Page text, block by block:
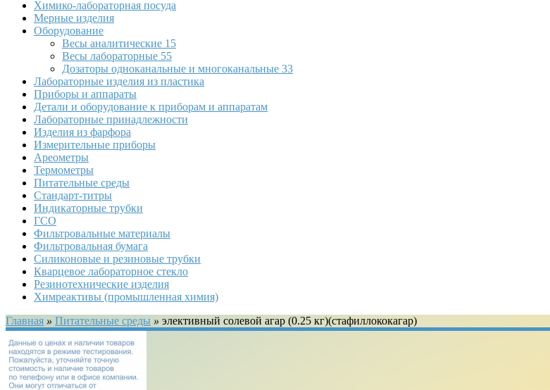
Химико-лабораторная посуда
Мерные изделия
Оборудование
Весы аналитические 15
Весы лабораторные 55
Дозаторы одноканальные и многоканальные 33
Лабораторные изделия из пластика
Приборы и аппараты
Детали и оборудование к приборам и аппаратам
Лабораторные принадлежности
Изделия из фарфора
Измерительные приборы
Ареометры
Термометры
Питательные среды
Стандарт-титры
Индикаторные трубки
ГСО
Фильтровальные материалы
Фильтровальная бумага
Силиконовые и резиновые трубки
Кварцевое лабораторное стекло
Резинотехнические изделия
Химреактивы (промышленная химия)
Главная » Питательные среды » элективный солевой агар (0.25 кг)(стафиллококагар)